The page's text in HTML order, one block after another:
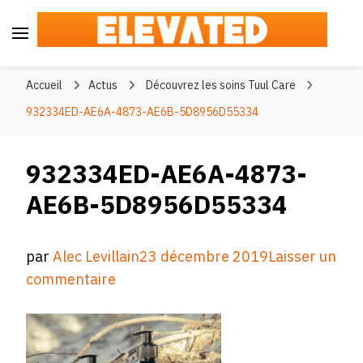
Accueil Actus
Découvrez les soins Tuul Care
932334ED-AE6A-4873-AE6B-5D8956D55334
932334ED-AE6A-4873-
AE6B-5D8956D55334
parAlec Levillain23 décembre 2019Laisser un
commentaire
AE6A-
4873-